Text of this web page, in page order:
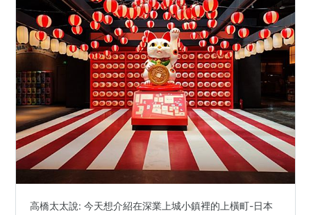
高橋太太說: 今天想介紹在深業上城小鎮裡的上橫町-日本